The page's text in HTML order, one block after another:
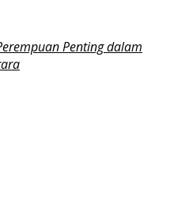
Penting dalam